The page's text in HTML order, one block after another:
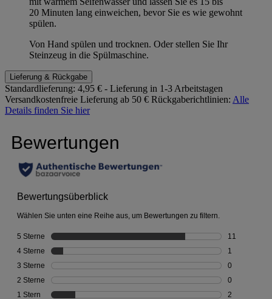
20 Minuten lang einweichen, bevor Sie es wie gewohnt
spülen.
Von Hand spülen und trocknen. Oder stellen Sie Ihr
Steinzeug in die Spülmaschine.
Lieferung & Rückgabe
Standardlieferung: 4,95 € - Lieferung in 1-3 Arbeitstagen
Versandkostenfreie Lieferung ab 50 € Rückgaberichtlinien: Alle
Details finden Sie hier